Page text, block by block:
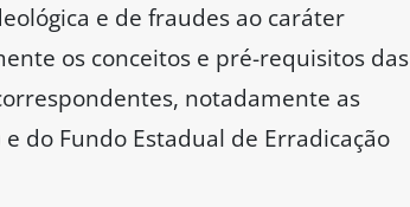
e de fraudes ao caráter
os conceitos e pré-requisitos das
notadamente as
do Fundo Estadual de Erradicação